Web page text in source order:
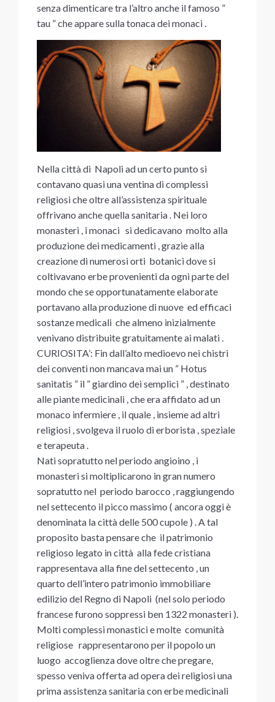
senza dimenticare tra l’altro anche il famoso ”
tau ” che appare sulla tonaca dei monaci .
Nella città di Napoli ad un certo punto si
contavano quasi una ventina di complessi
religiosi che oltre all’assistenza spirituale
offrivano anche quella sanitaria . Nei loro
monasteri , i monaci si dedicavano molto alla
produzione dei medicamenti , grazie alla
creazione di numerosi orti botanici dove si
coltivavano erbe provenienti da ogni parte del
mondo che se opportunatamente elaborate
portavano alla produzione di nuove ed efficaci
sostanze medicali che almeno inizialmente
venivano distribuite gratuitamente ai malati .
CURIOSITA’: Fin dall’alto medioevo nei chistri
dei conventi non mancava mai un ” Hotus
sanitatis ” il ” giardino dei semplici ” , destinato
alle piante medicinali , che era affidato ad un
monaco infermiere , il quale , insieme ad altri
religiosi , svolgeva il ruolo di erborista , speziale
e terapeuta .
Nati sopratutto nel periodo angioino , i
monasteri si moltiplicarono in gran numero
sopratutto nel periodo barocco , raggiungendo
nel settecento il picco massimo ( ancora oggi è
denominata la città delle 500 cupole ) . A tal
proposito basta pensare che il patrimonio
religioso legato in città alla fede cristiana
rappresentava alla fine del settecento , un
quarto dell’intero patrimonio immobiliare
edilizio del Regno di Napoli (nel solo periodo
francese furono soppressi ben 1322 monasteri ).
Molti complessi monastici e molte comunità
religiose rappresentarono per il popolo un
luogo accoglienza dove oltre che pregare,
spesso veniva offerta ad opera dei religiosi una
prima assistenza sanitaria con erbe medicinali